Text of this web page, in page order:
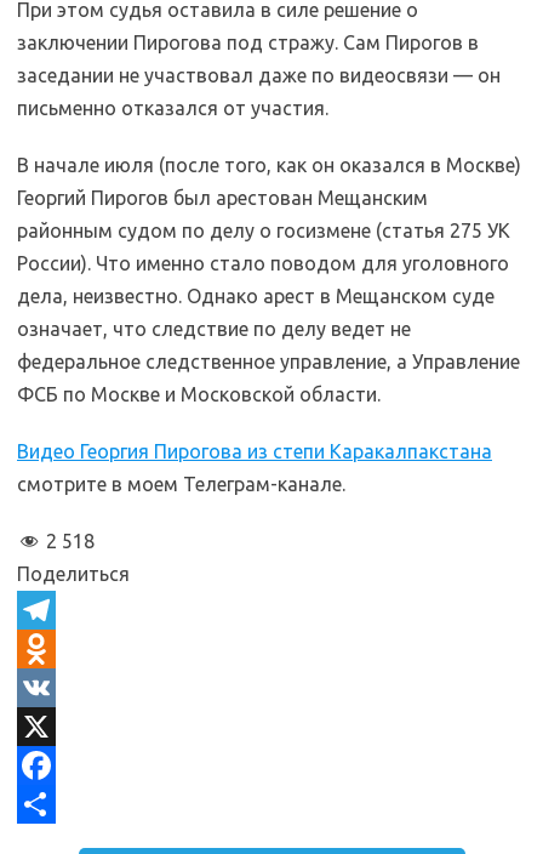
При этом судья оставила в силе решение о
заключении Пирогова под стражу. Сам Пирогов в
заседании не участвовал даже по видеосвязи — он
письменно отказался от участия.
В начале июля (после того, как он оказался в Москве)
Георгий Пирогов был арестован Мещанским
районным судом по делу о госизмене (статья 275 УК
России). Что именно стало поводом для уголовного
дела, неизвестно. Однако арест в Мещанском суде
означает, что следствие по делу ведет не
федеральное следственное управление, а Управление
ФСБ по Москве и Московской области.
Видео Георгия Пирогова из степи Каракалпакстана
смотрите в моем Телеграм-канале.
2 518
Поделиться
T
e
e
g
O
d
n
o
V
KX
F